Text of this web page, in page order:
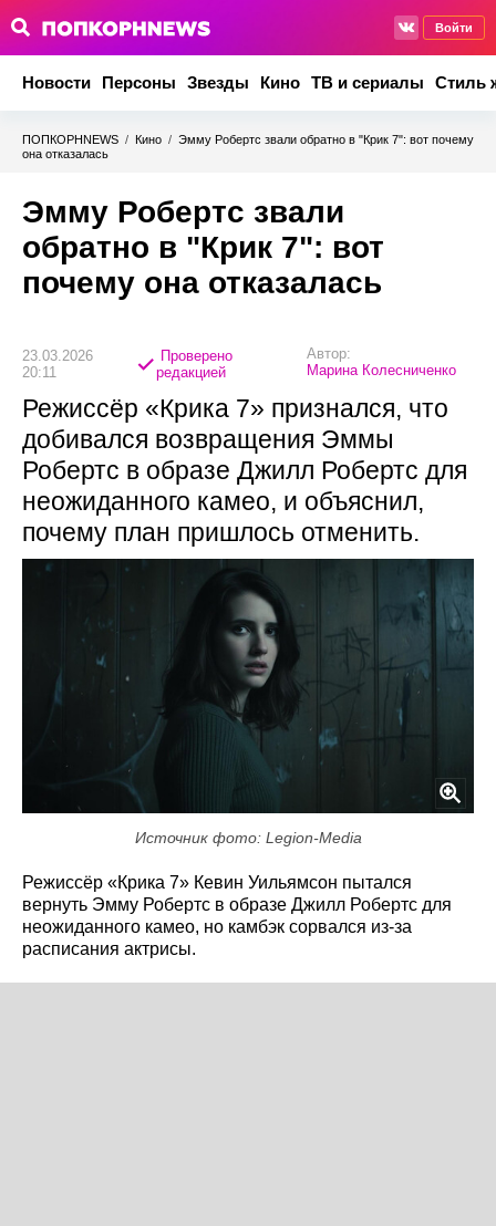
Войти
Новости Персоны Звезды Кино ТВ и сериалы Стиль
ПОПКОРНNEWS / Кино / Эмму Робертс звали обратно в "Крик 7": вот почему
она отказалась
Эмму Робертс звали
обратно в "Крик 7": вот
почему она отказалась
23.03.2026
20:11
Проверено
редакцией
Автор:
Марина Колесниченко
Режиссёр «Крика 7» признался, что
добивался возвращения Эммы
Робертс в образе Джилл Робертс для
неожиданного камео, и объяснил,
почему план пришлось отменить.
Источник фото: Legion-Media
Режиссёр «Крика 7» Кевин Уильямсон пытался
вернуть Эмму Робертс в образе Джилл Робертс для
неожиданного камео, но камбэк сорвался из‑за
расписания актрисы.